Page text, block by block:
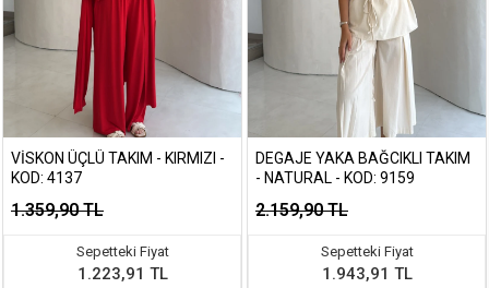
VISKON ÜÇLÜ TAKIM - KIRMIZI -
KOD: 4137
1.359,90 TL
Sepetteki Fiyat
1.223,91 TL
DEGAJE YAKA BAĞCIKLI TAKIM
- NATURAL - KOD: 9159
2.159,90 TL
Sepetteki Fiyat
1.943,91 TL